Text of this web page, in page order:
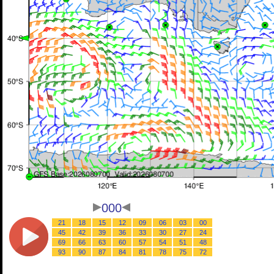
000
00
03
06
09
12
15
18
21
24
27
30
33
36
39
42
45
48
51
54
57
60
63
66
69
72
75
78
81
84
87
90
93